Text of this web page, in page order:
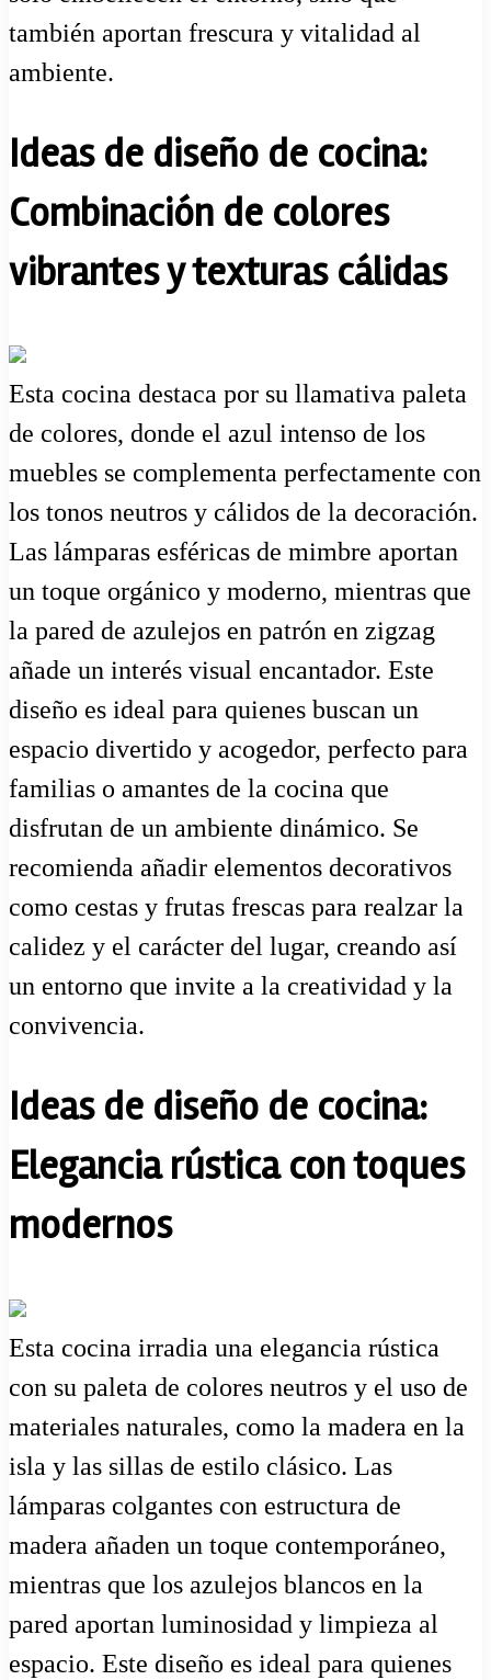
también aportan frescura y vitalidad al
ambiente.
Ideas de diseño de cocina:
Combinación de colores
vibrantes y texturas cálidas
Esta cocina destaca por su llamativa paleta
de colores, donde el azul intenso de los
muebles se complementa perfectamente con
los tonos neutros y cálidos de la decoración.
Las lámparas esféricas de mimbre aportan
un toque orgánico y moderno, mientras que
la pared de azulejos en patrón en zigzag
añade un interés visual encantador. Este
diseño es ideal para quienes buscan un
espacio divertido y acogedor, perfecto para
familias o amantes de la cocina que
disfrutan de un ambiente dinámico. Se
recomienda añadir elementos decorativos
como cestas y frutas frescas para realzar la
calidez y el carácter del lugar, creando así
un entorno que invite a la creatividad y la
convivencia.
Ideas de diseño de cocina:
Elegancia rústica con toques
modernos
Esta cocina irradia una elegancia rústica
con su paleta de colores neutros y el uso de
materiales naturales, como la madera en la
isla y las sillas de estilo clásico. Las
lámparas colgantes con estructura de
madera añaden un toque contemporáneo,
mientras que los azulejos blancos en la
pared aportan luminosidad y limpieza al
espacio. Este diseño es ideal para quienes